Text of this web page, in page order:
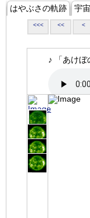
はやぶさの軌跡 宇
<<< << <
♪ 「あけぼ